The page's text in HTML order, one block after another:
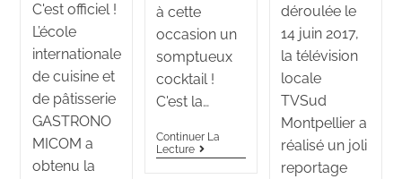
C'est officiel !
L’école
internationale
de cuisine et
de pâtisserie
GASTRONO
MICOM a
obtenu la
à cette
occasion un
somptueux
cocktail !
C'est la…
Continuer La
Lecture
déroulée le
14 juin 2017,
la télévision
locale
TVSud
Montpellier a
réalisé un joli
reportage